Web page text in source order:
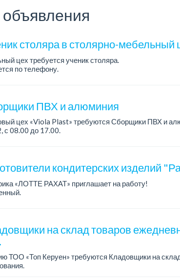
столяра в столярно-мебельный
цех требуется ученик столяра.
по телефону.
ПВХ и алюминия
цех «Viola Plast» требуются Сборщики ПВХ и
с 08.00 до 17.00.
кондитерских изделий
«ЛОТТЕ РАХАТ» приглашает на работу!
на склад товаров
ТОО «Топ Керуен» требуются Кладовщики на